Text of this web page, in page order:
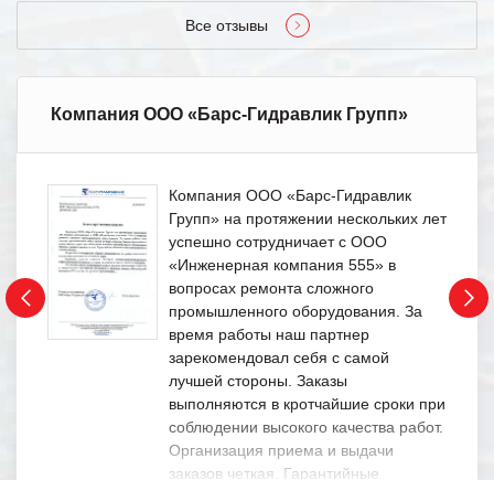
Все отзывы
Компания ООО «Барс-Гидравлик Групп»
Компания ООО «Барс-Гидравлик
Групп» на протяжении нескольких лет
успешно сотрудничает с ООО
«Инженерная компания 555» в
вопросах ремонта сложного
промышленного оборудования. За
время работы наш партнер
зарекомендовал себя с самой
лучшей стороны. Заказы
выполняются в кротчайшие сроки при
соблюдении высокого качества работ.
Организация приема и выдачи
заказов четкая. Гарантийные